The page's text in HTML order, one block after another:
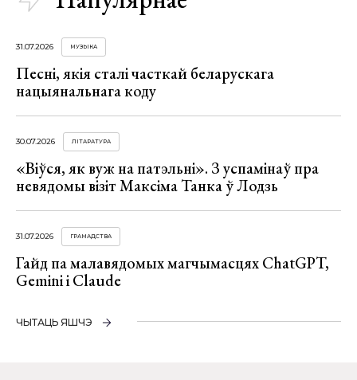
31.07.2026 МУЗЫКА
Песні, якія сталі часткай беларускага
нацыянальнага коду
30.07.2026 ЛІТАРАТУРА
«Віўся, як вуж на патэльні». З успамінаў пра
невядомы візіт Максіма Танка ў Лодзь
31.07.2026 ГРАМАДСТВА
Гайд па малавядомых магчымасцях ChatGPT,
Gemini і Claude
ЧЫТАЦЬ ЯШЧЭ